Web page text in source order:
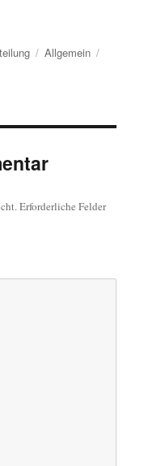
Kategorien
Allgemein
Erforderliche Felder